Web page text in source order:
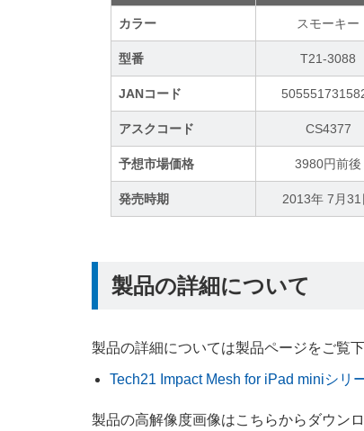
カラー スモーキー
型番 T21-3088
JANコード
アスクコード CS4377
予想市場価格 3980円前後
発売時期 2013年 7月31
製品の詳細について
製品の詳細については製品ページをご覧下
Tech21 Impact Mesh for iPad miniシリ
製品の高解像度画像はこちらからダウンロ